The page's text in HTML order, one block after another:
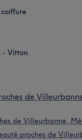
- Vitton
de
de Villeurbanne,
proches de